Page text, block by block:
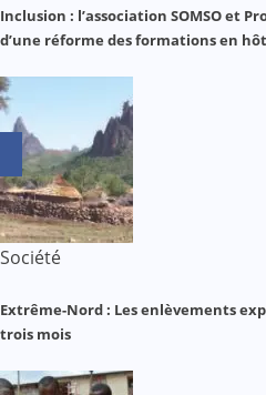
Inclusion : l’association SOMSO et
d’une réforme des formations en
Société
Extrême-Nord : Les enlèvements
trois mois